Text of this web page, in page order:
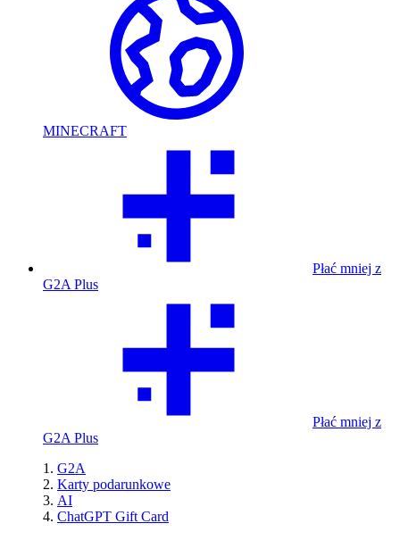
MINECRAFT
Płać mniej z
G2A Plus
Płać mniej z
G2A Plus
G2A
Karty podarunkowe
AI
ChatGPT Gift Card